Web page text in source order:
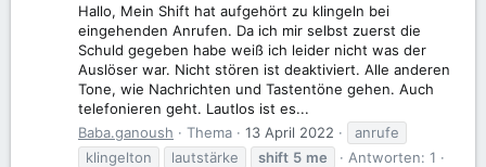
Hallo, Mein Shift hat aufgehört zu klingeln bei
eingehenden Anrufen. Da ich mir selbst zuerst die
Schuld gegeben habe weiß ich leider nicht was der
Auslöser war. Nicht stören ist deaktiviert. Alle anderen
Tone, wie Nachrichten und Tastentöne gehen. Auch
telefonieren geht. Lautlos ist es...
Baba.ganoush
Thema 13 April 2022
anrufe
klingelton
lautstärke shift 5 me
Antworten: 1